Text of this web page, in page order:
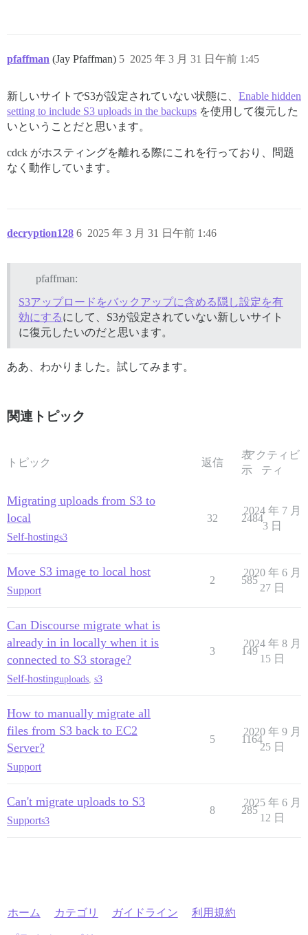
pfaffman (Jay Pfaffman) 2025 年 3 月 31 日午前 1:45
5
新しいサイトでS3が設定されていない状態に、 Enable hidden
setting to include S3 uploads in the backups を使用して復元した
いということだと思います。
cdck がホスティングを離れる際にこれを行っており、問題
なく動作しています。
decryption128 2025 年 3 月 31 日午前 1:46
6
pfaffman:
S3アップロードをバックアップに含める隠し設定を有
効にするにして、S3が設定されていない新しいサイト
に復元したいのだと思います。
ああ、わかりました。試してみます。
関連トピック
トピック 返信
表
示
アクティビ
ティ
Migrating uploads from S3 to
local
Self-hostings3
32 2484
2024 年 7 月
3 日
Move S3 image to local host
Support
2 585
2020 年 6 月
27 日
Can Discourse migrate what is
already in in locally when it is
connected to S3 storage?
Self-hostinguploads s3
3 149
2024 年 8 月
15 日
How to manually migrate all
files from S3 back to EC2
Server?
Support
5 1164
2020 年 9 月
25 日
Can't migrate uploads to S3
Supports3
8 285
2025 年 6 月
12 日
ホーム カテゴリ ガイドライン 利用規約